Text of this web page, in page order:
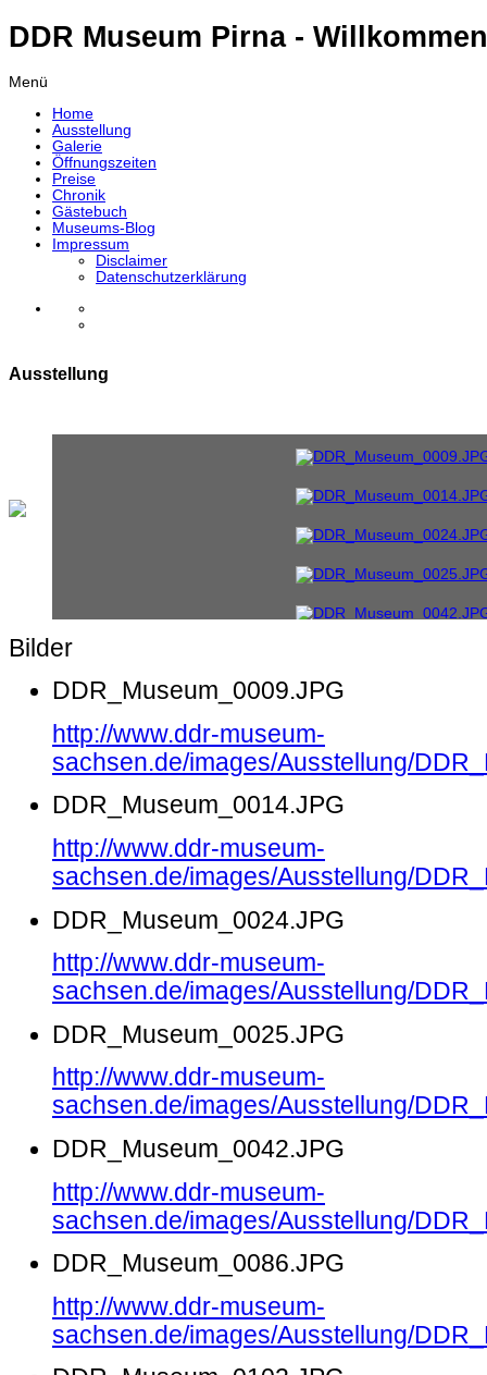
DDR Museum Pirna -
Menü
Home
Ausstellung
Galerie
Öffnungszeiten
Preise
Chronik
Gästebuch
Museums-Blog
Impressum
Disclaimer
Datenschutzerklärung
Ausstellung
Bilder
DDR_Museum_0009.JPG
http://www.ddr-museum-
sachsen.de/images/Ausstellung/
DDR_Museum_0014.JPG
http://www.ddr-museum-
sachsen.de/images/Ausstellung/
DDR_Museum_0024.JPG
http://www.ddr-museum-
sachsen.de/images/Ausstellung/
DDR_Museum_0025.JPG
http://www.ddr-museum-
sachsen.de/images/Ausstellung/
DDR_Museum_0042.JPG
http://www.ddr-museum-
sachsen.de/images/Ausstellung/
DDR_Museum_0086.JPG
http://www.ddr-museum-
sachsen.de/images/Ausstellung/